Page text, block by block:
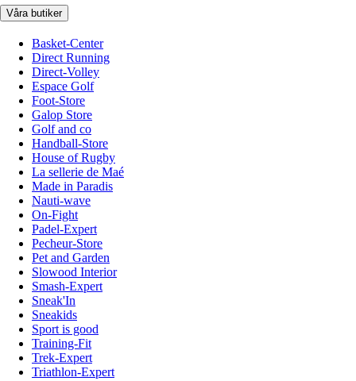
Våra butiker
Basket-Center
Direct Running
Direct-Volley
Espace Golf
Foot-Store
Galop Store
Golf and co
Handball-Store
House of Rugby
La sellerie de Maé
Made in Paradis
Nauti-wave
On-Fight
Padel-Expert
Pecheur-Store
Pet and Garden
Slowood Interior
Smash-Expert
Sneak'In
Sneakids
Sport is good
Training-Fit
Trek-Expert
Triathlon-Expert